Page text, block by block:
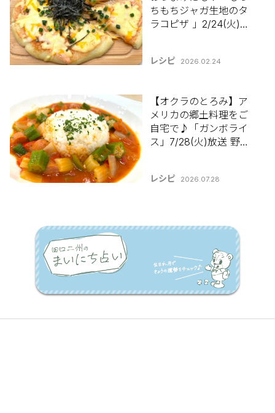
ちもちジャガ生地のタ
ラコピザ 」2/24(火)放
レシピ 2026.02.24
【オクラのとろみ】ア
メリカの郷土料理をご
自宅で♪「ガンボライ
ス」7/28(火)放送 野股
レシピ 2026.07.28